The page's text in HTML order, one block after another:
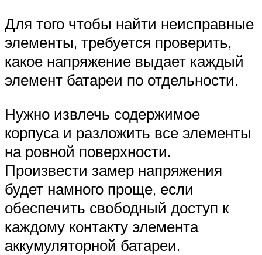
Для того чтобы найти неисправные
элементы, требуется проверить,
какое напряжение выдает каждый
элемент батареи по отдельности.
Нужно извлечь содержимое
корпуса и разложить все элементы
на ровной поверхности.
Произвести замер напряжения
будет намного проще, если
обеспечить свободный доступ к
каждому контакту элемента
аккумуляторной батареи.